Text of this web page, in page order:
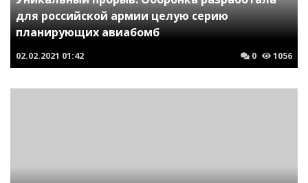
для российской армии целую серию
планирующих авиабомб
02.02.2021 01:42 0 1056